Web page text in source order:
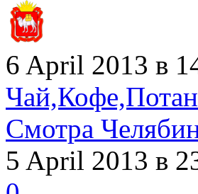
6 April 2013 в
Смотра
5 April 2013 в